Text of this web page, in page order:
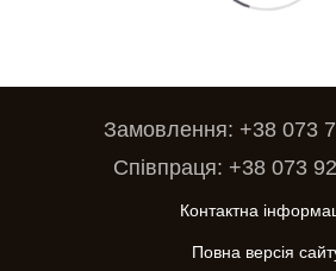
Замовлення: +38 073
Співпраця: +38 073
Контактна
Повна версія